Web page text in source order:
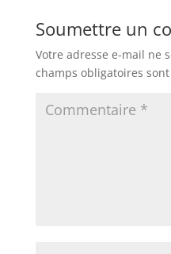
Soumettre un
Votre adresse e-mail ne
champs obligatoires